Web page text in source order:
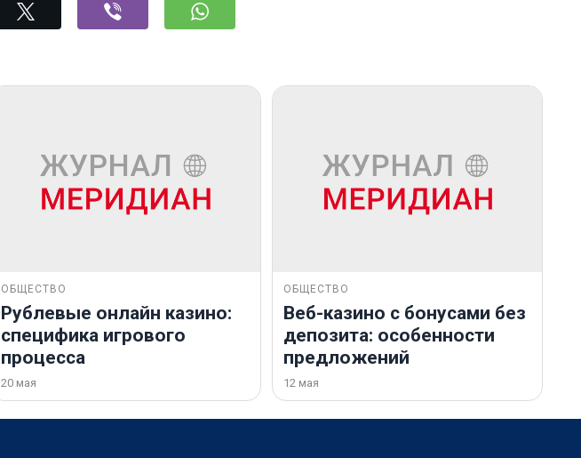
ОБЩЕСТВО
Рублевые онлайн казино:
специфика игрового
процесса
20 мая
ОБЩЕСТВО
Веб-казино с бонусами без
депозита: особенности
предложений
12 мая